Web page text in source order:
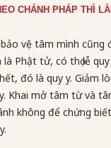
CHÁNH PHÁP THÌ
vệ tâm mình cũng
Phật tử, có thọ lễ
đó là quy y. Giảm
Khai mở tâm từ và
không để chứng